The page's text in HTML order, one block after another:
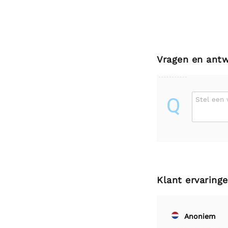
Vragen en
Q Stel een
Klant
Anoniem